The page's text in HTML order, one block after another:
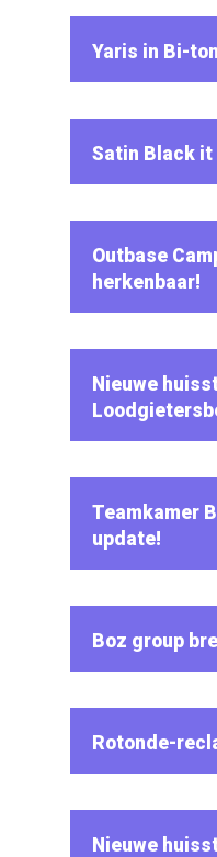
Yaris in Bi-
Satin Black it
Outbase
herkenbaar!
Nieuwe
Teamkamer
update!
Boz group
Rotonde-
Nieuwe